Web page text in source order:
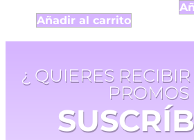
Añadir al carrito
¿ QUIERES
PROMOS